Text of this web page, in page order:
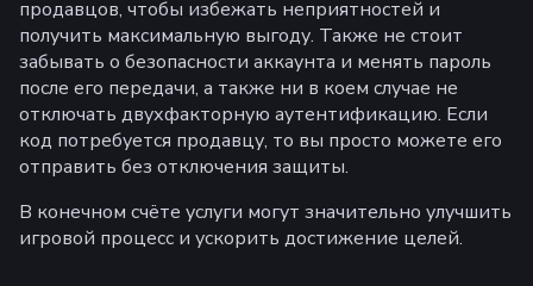
продавцов, чтобы избежать неприятностей и
получить максимальную выгоду. Также не стоит
забывать о безопасности аккаунта и менять пароль
после его передачи, а также ни в коем случае не
отключать двухфакторную аутентификацию. Если
код потребуется продавцу, то вы просто можете его
отправить без отключения защиты.
В конечном счёте услуги могут значительно улучшить
игровой процесс и ускорить достижение целей.